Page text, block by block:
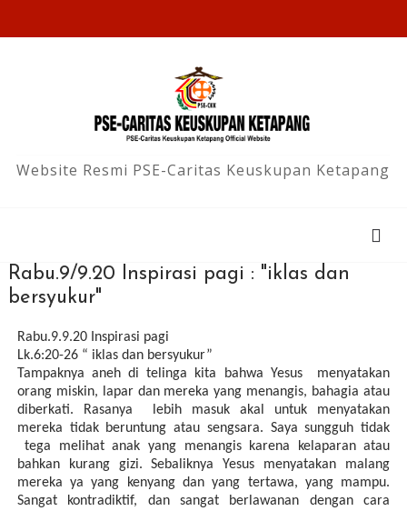
Website Resmi PSE-Caritas Keuskupan Ketapang
Rabu.9/9.20 Inspirasi pagi : "iklas dan
bersyukur"
Rabu.9.9.20 Inspirasi pagi
Lk.6:20-26 “ iklas dan bersyukur”
Tampaknya aneh di telinga kita bahwa Yesus menyatakan
orang miskin, lapar dan mereka yang menangis, bahagia atau
diberkati. Rasanya lebih masuk akal untuk menyatakan
mereka tidak beruntung atau sengsara. Saya sungguh tidak
tega melihat anak yang menangis karena kelaparan atau
bahkan kurang gizi. Sebaliknya Yesus menyatakan malang
mereka ya yang kenyang dan yang tertawa, yang mampu.
Sangat kontradiktif, dan sangat berlawanan dengan cara